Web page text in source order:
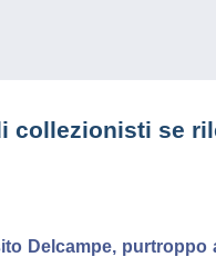
collezionisti se
Delcampe, purtroppo